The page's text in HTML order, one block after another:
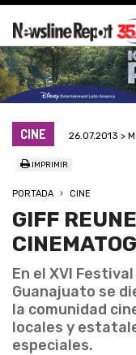
CINE 26.07.2013 >
IMPRIMIR
PORTADA CINE
GIFF
En el XVI
Guanajuato se
la comunidad
locales y
especiales.